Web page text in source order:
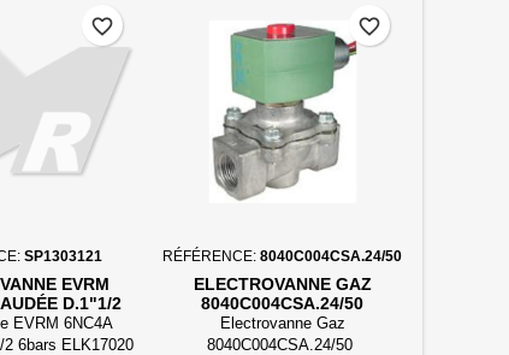
SP1303121
EVRM
D.1"1/2
ELK17020
EVRM 6NC4A
6bars ELK17020
favorite_border
RÉFÉRENCE:8040C004CSA.24/50
ELECTROVANNE GAZ
8040C004CSA.24/50
Electrovanne Gaz
8040C004CSA.24/50
favorite_border